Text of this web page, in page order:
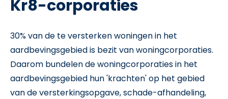
Kr8-corporaties
30% van de te versterken woningen in het
aardbevingsgebied is bezit van woningcorporaties.
Daarom bundelen de woningcorporaties in het
aardbevingsgebied hun 'krachten' op het gebied
van de versterkingsopgave, schade-afhandeling,